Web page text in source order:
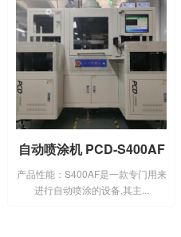
自动喷涂机 PCD-S400AF
产品性能：S400AF是一款专门用来
进行自动喷涂的设备,其主...